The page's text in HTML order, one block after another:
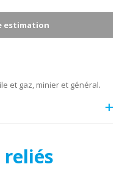
estimation
et gaz, minier et général.